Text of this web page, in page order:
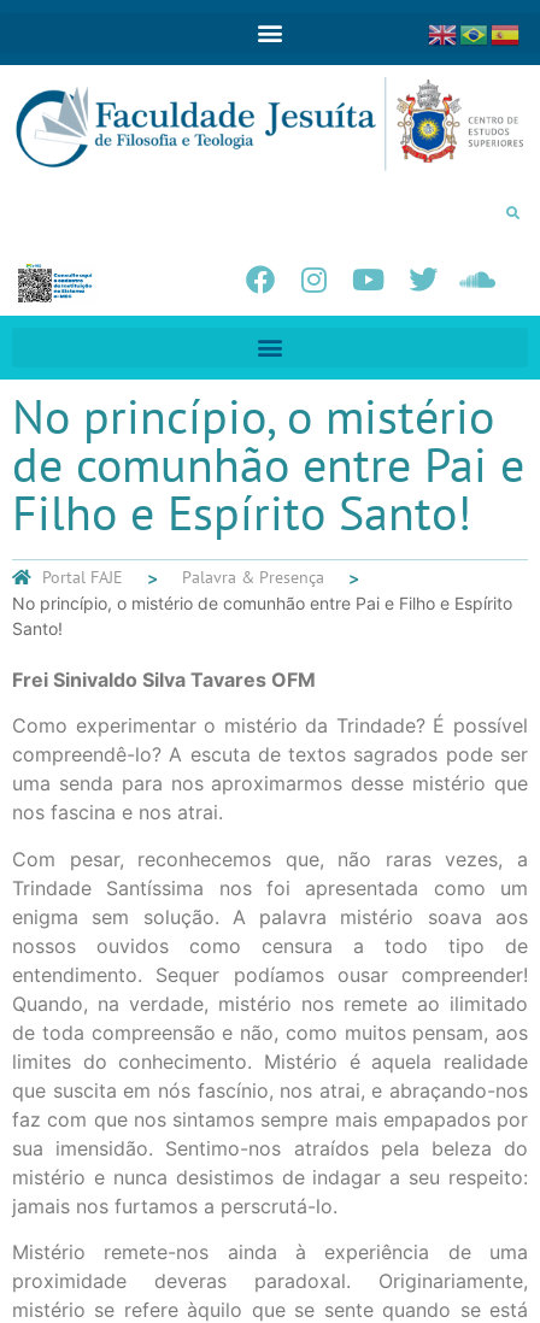
No princípio, o mistério
de comunhão entre Pai e
Filho e Espírito Santo!
Portal FAJE Palavra & Presença
No princípio, o mistério de comunhão entre Pai e Filho e Espírito
Santo!
Frei Sinivaldo Silva Tavares OFM
Como experimentar o mistério da Trindade? É possível
compreendê-lo? A escuta de textos sagrados pode ser
uma senda para nos aproximarmos desse mistério que
nos fascina e nos atrai.
Com pesar, reconhecemos que, não raras vezes, a
Trindade Santíssima nos foi apresentada como um
enigma sem solução. A palavra mistério soava aos
nossos ouvidos como censura a todo tipo de
entendimento. Sequer podíamos ousar compreender!
Quando, na verdade, mistério nos remete ao ilimitado
de toda compreensão e não, como muitos pensam, aos
limites do conhecimento. Mistério é aquela realidade
que suscita em nós fascínio, nos atrai, e abraçando-nos
faz com que nos sintamos sempre mais empapados por
sua imensidão. Sentimo-nos atraídos pela beleza do
mistério e nunca desistimos de indagar a seu respeito:
jamais nos furtamos a perscrutá-lo.
Mistério remete-nos ainda à experiência de uma
proximidade deveras paradoxal. Originariamente,
mistério se refere àquilo que se sente quando se está